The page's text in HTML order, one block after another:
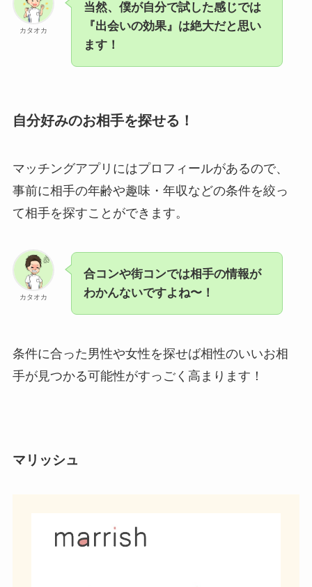
カタオカ
当然、僕が自分で試した感じでは
『出会いの効果』は絶大だと思い
ます！
自分好みのお相手を探せる！
マッチングアプリにはプロフィールがあるので、
事前に相手の年齢や趣味・年収などの条件を絞っ
て相手を探すことができます。
カタオカ
合コンや街コンでは相手の情報が
わかんないですよね〜！
条件に合った男性や女性を探せば相性のいいお相
手が見つかる可能性がすっごく高まります！
マリッシュ